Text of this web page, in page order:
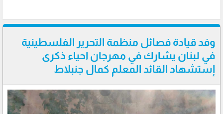
وفد قيادة فصائل منظمة التحرير الفلسطينية
في لبنان يشارك في مهرجان احياء ذكرى
إستشهاد القائد المعلم كمال جنبلاط